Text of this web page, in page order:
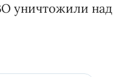
уничтожили над